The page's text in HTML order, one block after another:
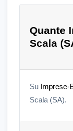
Quante
Scala
Su Imprese-
Scala (SA).